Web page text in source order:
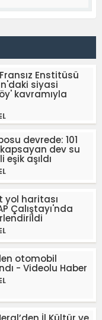
Enstitüsü
siyasi
kavramıyla
devrede: 101
dev su
aşıldı
yol haritası
Çalıştayı'nda
otomobil
- Videolu Haber